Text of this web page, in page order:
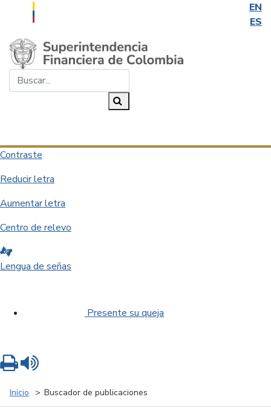
EN
ES
Saltar al contenido principal
Contraste
Reducir letra
Aumentar letra
Centro de relevo
Lengua de señas
Presente su queja
Inicio Buscador de publicaciones
Imprimir